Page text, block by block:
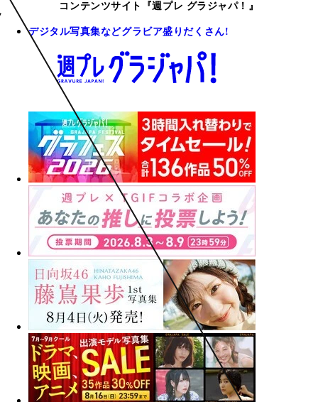
コンテンツサイト『週プレ グラジャパ！』
デジタル写真集などグラビア盛りだくさん!